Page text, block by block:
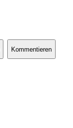
Kommentieren